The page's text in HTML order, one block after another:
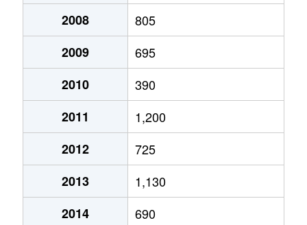
2008
805
2009
695
2010
390
2011
1,200
2012
725
2013
1,130
2014
690